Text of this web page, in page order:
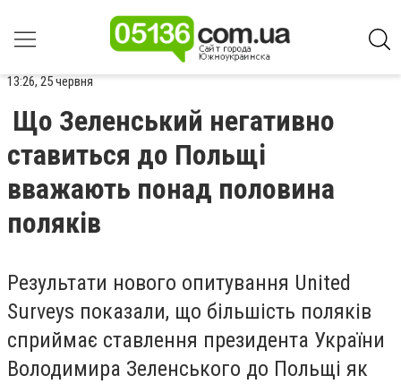
13:26, 25 червня
Що Зеленський негативно
ставиться до Польщі
вважають понад половина
поляків
Результати нового опитування United
Surveys показали, що більшість поляків
сприймає ставлення президента України
Володимира Зеленського до Польщі як